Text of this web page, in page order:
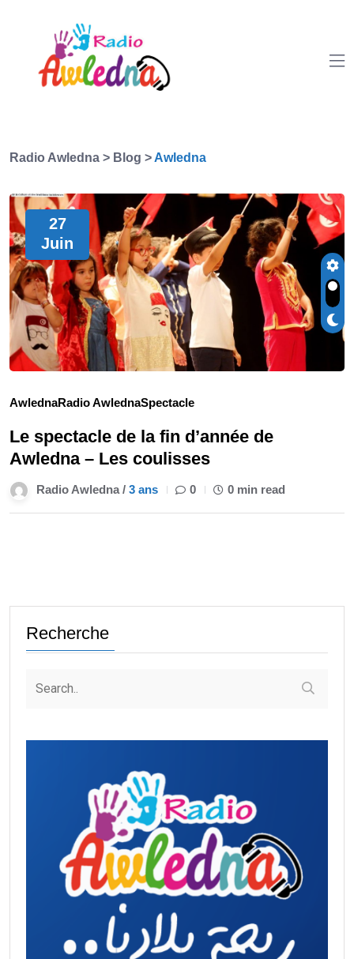
Radio Awledna > Blog > Awledna
27
Juin
AwlednaRadio AwlednaSpectacle
Le spectacle de la fin d’année de
Awledna – Les coulisses
Radio Awledna / 3 ans 0 0 min read
Recherche